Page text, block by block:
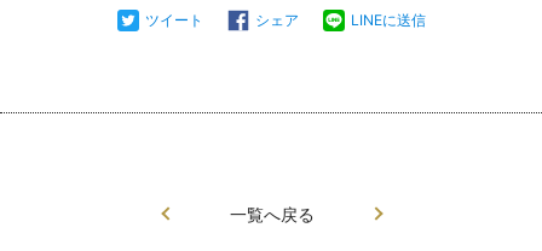
ツイート シェア LINEに送信
一覧へ戻る